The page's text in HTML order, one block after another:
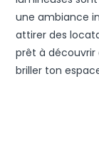
une ambiance
attirer des
prêt à
briller ton